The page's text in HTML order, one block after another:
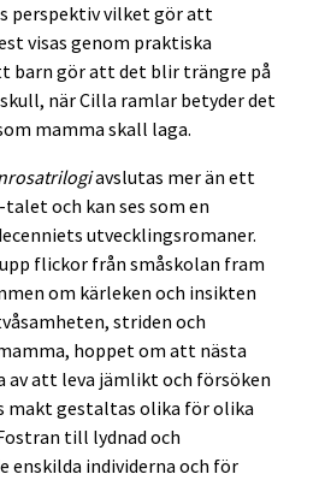
perspektiv vilket gör att
visas genom praktiska
barn gör att det blir trängre på
när Cilla ramlar betyder det
mamma skall laga.
avslutas mer än ett
och kan ses som en
utvecklingsromaner.
flickor från småskolan fram
om kärleken och insikten
striden och
hoppet om att nästa
av att leva jämlikt och försöken
gestaltas olika för olika
till lydnad och
enskilda individerna och för